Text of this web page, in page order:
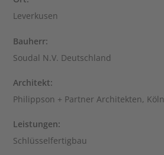
Leverkusen
Bauherr:
Soudal N.V. Deutschland
Architekt:
Philippson + Partner Architekten, Köln
Leistungen:
Schlüsselfertigbau